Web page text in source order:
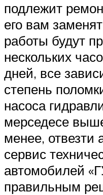
подлежит
его вам
работы будут
нескольких
дней, все
степень
насоса
мерседесе
менее, отвезти
сервис
автомобилей
правильным